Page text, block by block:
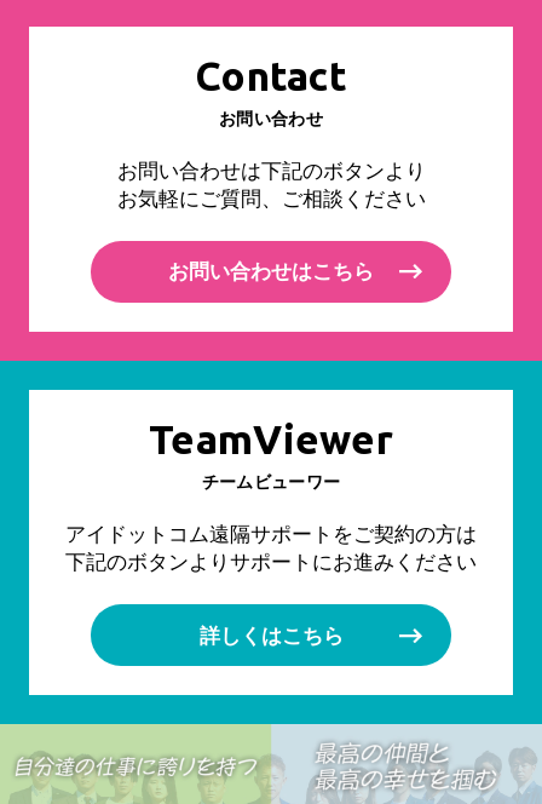
Contact
お問い合わせ
お問い合わせは下記のボタンより
お気軽にご質問、ご相談ください
お問い合わせはこちら
TeamViewer
チームビューワー
アイドットコム遠隔サポートをご契約の方は
下記のボタンよりサポートにお進みください
詳しくはこちら